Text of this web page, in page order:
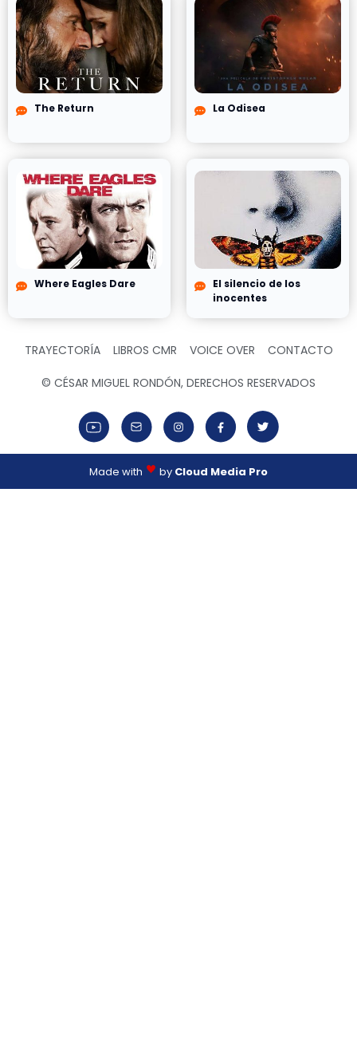
The Return La Odisea
Where Eagles Dare
El silencio de los
inocentes
TRAYECTORÍA LIBROS CMR VOICE OVER CONTACTO
© CÉSAR MIGUEL RONDÓN, DERECHOS RESERVADOS
Made with by Cloud Media Pro